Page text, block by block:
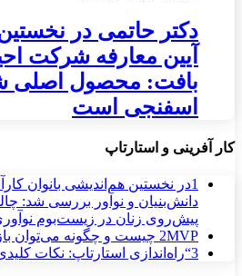
دکتر حاتمی در
آیین معارفه شرکت
بافت: محصول اصلی
اسفنجی است
کار آفرینی و استارتاپ
1در نخستین هم‌اندیشی بانوان
دانش‌بنیان و نوآور بررسی شد:
پیش‌روی زنان در زیست‌بوم
2MVP چیست و چگونه می‌توان بازار را با آن فراهم کرد؟
3“راه‌اندازی استارتاپ: نکات